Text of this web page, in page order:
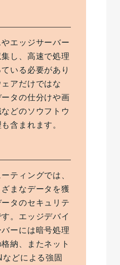
エッジサーバー
し、高速で処理
いる必要があり
アだけではな
タの仕分けや画
どのソウフトウ
含まれます。
ティングでは、
まなデータを獲
タのセキュリテ
。エッジデバイ
ーには暗号処理
納、またネット
どによる強固